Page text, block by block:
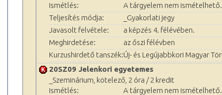
Ismétlés:
A tárgyelem nem ismételhető.
Teljesítés módja:
_Gyakorlati jegy
Javasolt felvétele:
a képzés 4. félévében.
Meghirdetése:
az őszi félévben
Kurzushirdető tanszék:Új- és Legújabbkori Magyar
20SZ09 Jelenkori egyetemes
_Szeminárium, kötelező, 2 óra / 2 kredit
Ismétlés:
A tárgyelem nem ismételhető.